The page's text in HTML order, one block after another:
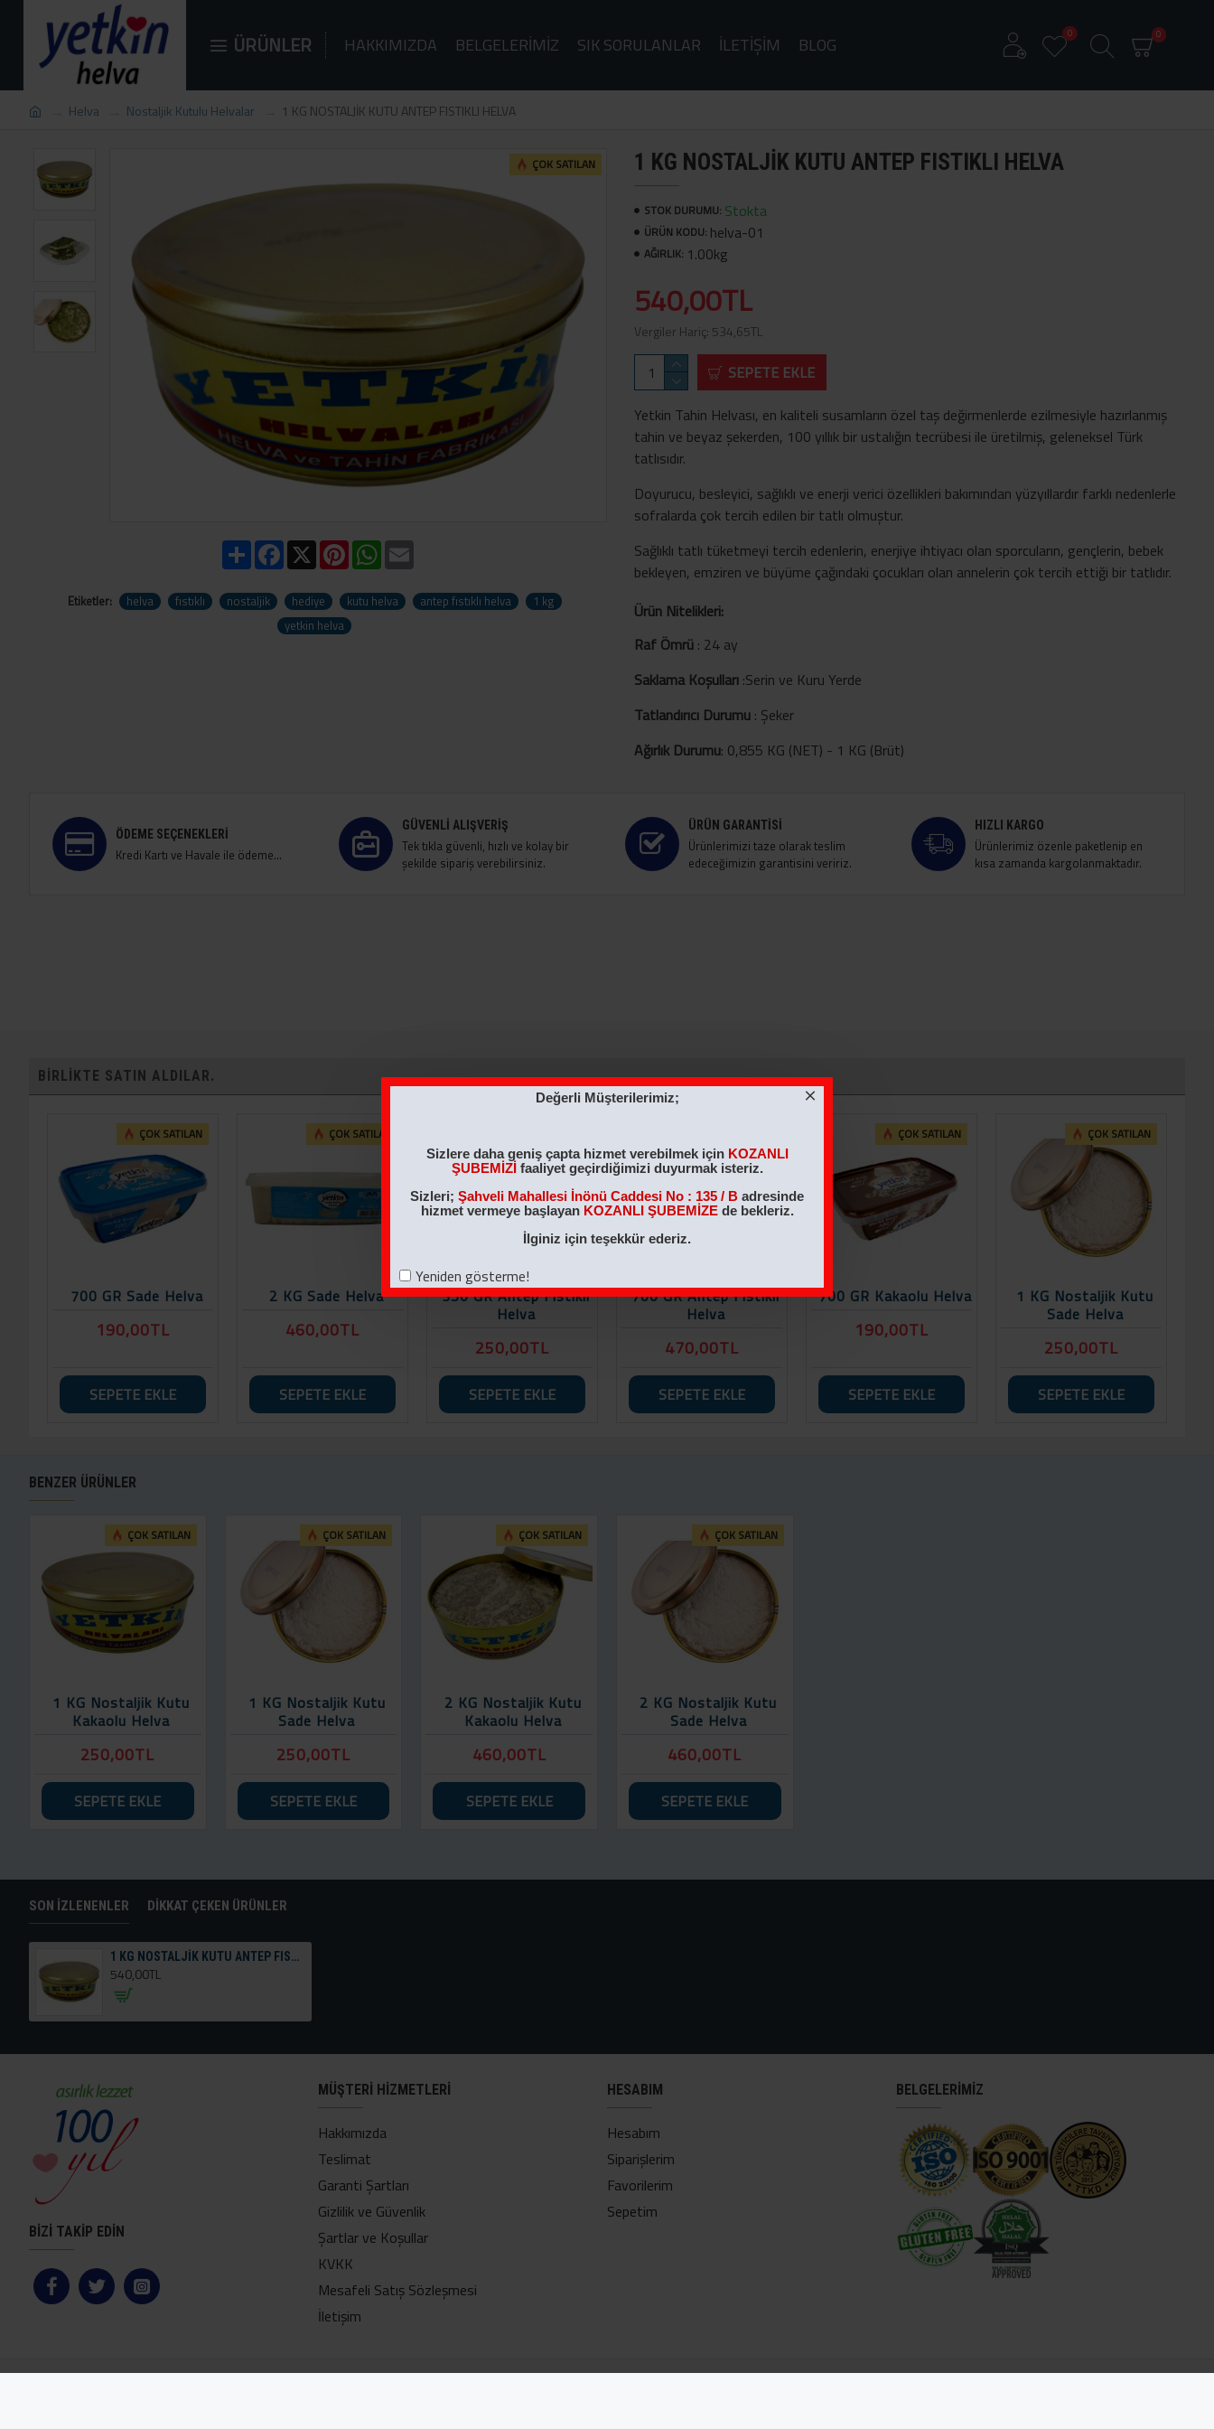
Değerli Müşterilerimiz;
Sizlere daha geniş çapta hizmet verebilmek için KOZANLI
ŞUBEMİZİfaaliyet geçirdiğimizi duyurmak isteriz.
Sizleri; Şahveli Mahallesi İnönü Caddesi No : 135 / B adresinde
hizmet vermeye başlayan KOZANLI ŞUBEMİZEde bekleriz.
İlginiz için teşekkür ederiz.
Yeniden gösterme!
ÜRÜNLER HAKKIMIZDA BELGELERIMIZ SIK SORULANLAR İLETIŞIM BLOG 0 0
Helva Nostaljik Kutulu Helvalar 1 KG NOSTALJİK KUTU ANTEP FISTIKLI HELVA
ÇOK SATILAN
ShareFacebook
X PinterestWhatsApp
Email
Etiketler: helva fıstıklı nostaljik hediye kutu helva antep fıstıklı helva
1 kg
yetkin helva
1 KG NOSTALJİK KUTU ANTEP FISTIKLI HELVA
STOK DURUMU: Stokta
ÜRÜN KODU: helva-01
AĞIRLIK: 1.00kg
540,00TL
Vergiler Hariç: 534,65TL
SEPETE EKLE
Yetkin Tahin Helvası, en kaliteli susamların özel taş değirmenlerde ezilmesiyle hazırlanmış
tahin ve beyaz şekerden, 100 yıllık bir ustalığın tecrübesi ile üretilmiş, geleneksel Türk
tatlısıdır.
Doyurucu, besleyici, sağlıklı ve enerji verici özellikleri bakımından yüzyıllardır farklı nedenlerle
sofralarda çok tercih edilen bir tatlı olmuştur.
Sağlıklı tatlı tüketmeyi tercih edenlerin, enerjiye ihtiyacı olan sporcuların, gençlerin, bebek
bekleyen, emziren ve büyüme çağındaki çocukları olan annelerin çok tercih ettiği bir tatlıdır.
Ürün Nitelikleri:
Raf Ömrü : 24 ay
Saklama Koşulları :Serin ve Kuru Yerde
Tatlandırıcı Durumu : Şeker
Ağırlık Durumu: 0,855 KG (NET) - 1 KG (Brüt)
ÖDEME SEÇENEKLERI
Kredi Kartı ve Havale ile ödeme...
GÜVENLI ALIŞVERIŞ
Tek tıkla güvenli, hızlı ve kolay bir
şekilde sipariş verebilirsiniz.
ÜRÜN GARANTISI
Ürünlerimizi taze olarak teslim
edeceğimizin garantisini veririz.
HIZLI KARGO
Ürünlerimiz özenle paketlenip en
kısa zamanda kargolanmaktadır.
BIRLIKTE SATIN ALDILAR.
ÇOK SATILAN
700 GR Sade Helva
190,00TL
SEPETE EKLE
ÇOK SATILAN
2 KG Sade Helva
460,00TL
SEPETE EKLE
350 GR Antep Fıstıklı
Helva
250,00TL
SEPETE EKLE
700 GR Antep Fıstıklı
Helva
470,00TL
SEPETE EKLE
ÇOK SATILAN
700 GR Kakaolu Helva
190,00TL
SEPETE EKLE
ÇOK SATILAN
1 KG Nostaljik Kutu
Sade Helva
250,00TL
SEPETE EKLE
BENZER ÜRÜNLER
ÇOK SATILAN
1 KG Nostaljik Kutu
Kakaolu Helva
250,00TL
SEPETE EKLE
ÇOK SATILAN
1 KG Nostaljik Kutu
Sade Helva
250,00TL
SEPETE EKLE
ÇOK SATILAN
2 KG Nostaljik Kutu
Kakaolu Helva
460,00TL
SEPETE EKLE
ÇOK SATILAN
2 KG Nostaljik Kutu
Sade Helva
460,00TL
SEPETE EKLE
SON İZLENENLER DIKKAT ÇEKEN ÜRÜNLER
1 KG NOSTALJİK KUTU ANTEP FISTIKLI HELVA
540,00TL
BİZİ TAKİP EDİN
MÜŞTERI HIZMETLERI
Hakkımızda
Teslimat
Garanti Şartları
Gizlilik ve Güvenlik
Şartlar ve Koşullar
KVKK
Mesafeli Satış Sözleşmesi
İletişim
HESABIM
Hesabım
Siparişlerim
Favorilerim
Sepetim
BELGELERİMİZ